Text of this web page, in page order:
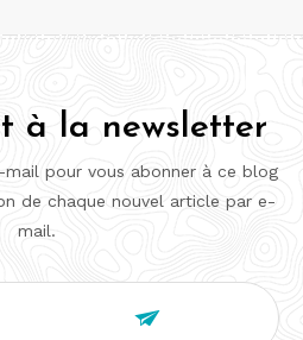
à la newsletter
mail pour vous abonner à ce blog
de chaque nouvel article par e-
mail.
